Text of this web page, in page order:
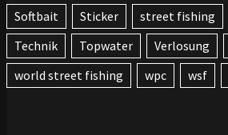
Softbait
Sticker street fishing
Technik
Topwater Verlosung
world street fishing
wpc wsf